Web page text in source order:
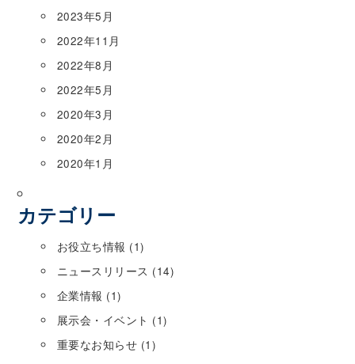
2023年5月
2022年11月
2022年8月
2022年5月
2020年3月
2020年2月
2020年1月
カテゴリー
お役立ち情報 (1)
ニュースリリース (14)
企業情報 (1)
展示会・イベント (1)
重要なお知らせ (1)